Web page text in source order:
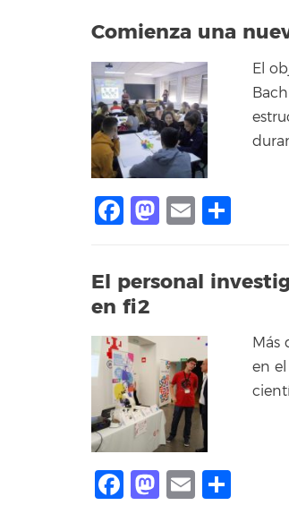
Comienza una
El
Facebook
Mastodon
Email
El personal
en fi2
Más
en
Facebook
Mastodon
Email